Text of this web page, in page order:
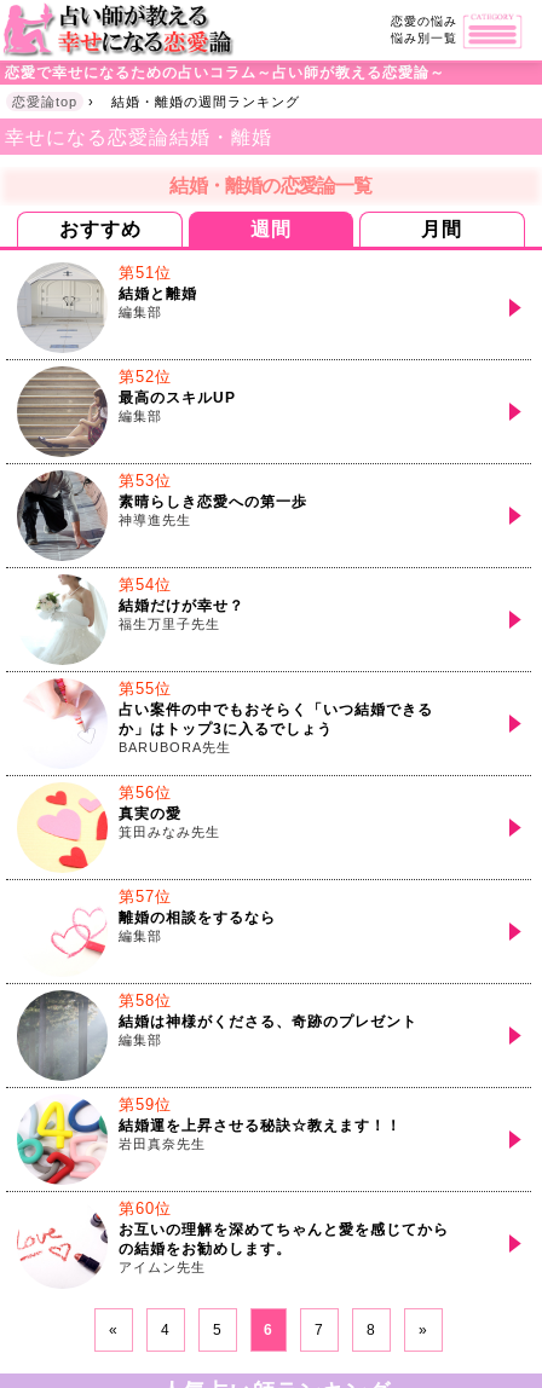
恋愛の悩み
悩み別一覧
恋愛で幸せになるための占いコラム～占い師が教える恋愛論～
恋愛論top › 結婚・離婚の週間ランキング
幸せになる恋愛論結婚・離婚
結婚・離婚の恋愛論一覧
おすすめ 週間 月間
第51位
結婚と離婚
編集部
第52位
最高のスキルUP
編集部
第53位
素晴らしき恋愛への第一歩
神導進先生
第54位
結婚だけが幸せ？
福生万里子先生
第55位
占い案件の中でもおそらく「いつ結婚できる
か」はトップ3に入るでしょう
BARUBORA先生
第56位
真実の愛
箕田みなみ先生
第57位
離婚の相談をするなら
編集部
第58位
結婚は神様がくださる、奇跡のプレゼント
編集部
第59位
結婚運を上昇させる秘訣☆教えます！！
岩田真奈先生
第60位
お互いの理解を深めてちゃんと愛を感じてから
の結婚をお勧めします。
アイムン先生
« 4 5 6 7 8 »